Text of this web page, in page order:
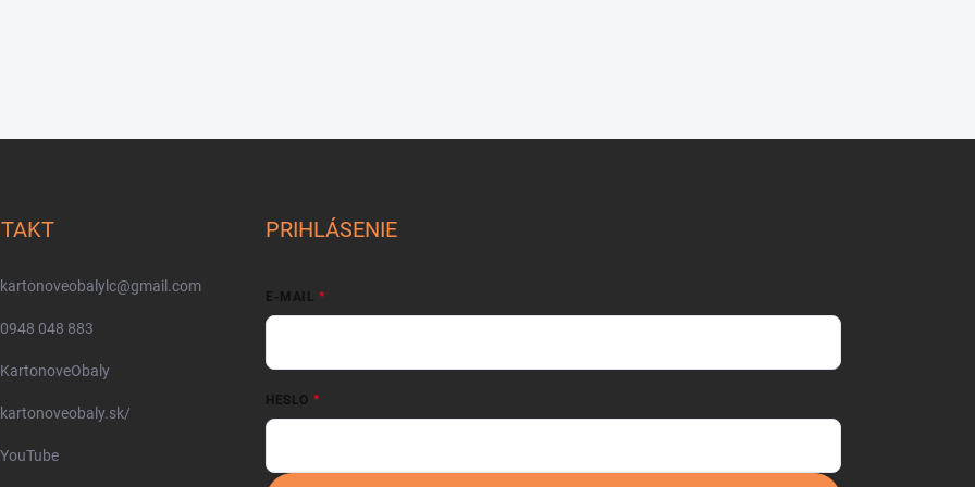
kartonoveobalylc@gmail.com
0948 048 883
KartonoveObaly
kartonoveobaly.sk/
YouTube
PRIHLÁSENIE
E-MAIL
HESLO